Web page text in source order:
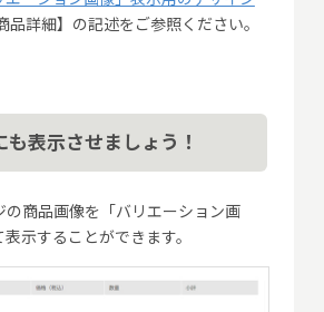
品詳細】の記述をご参照ください。
も表示させましょう！
の商品画像を「バリエーション画
示することができます。